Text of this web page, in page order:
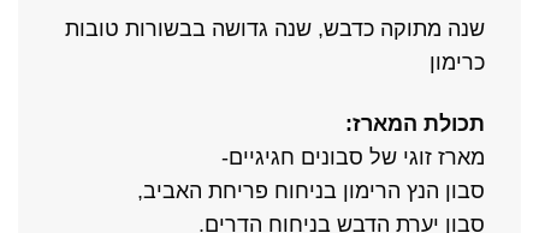
שנה מתוקה כדבש, שנה גדושה בבשורות טובות
כרימון
תכולת המארז:
מארז זוגי של סבונים חגיגיים-
סבון הנץ הרימון בניחוח פריחת האביב,
סבון יערת הדבש בניחוח הדרים.